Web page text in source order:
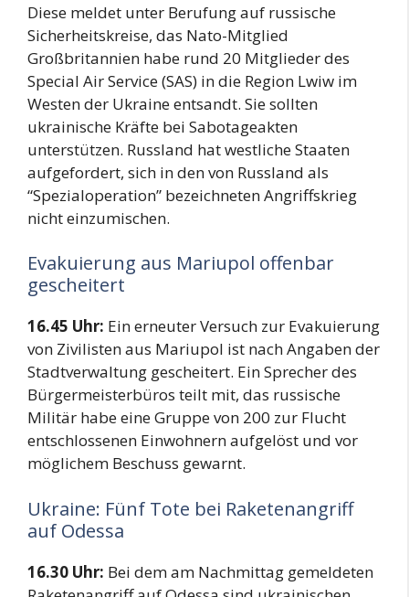
Diese meldet unter Berufung auf russische
Sicherheitskreise, das Nato-Mitglied
Großbritannien habe rund 20 Mitglieder des
Special Air Service (SAS) in die Region Lwiw im
Westen der Ukraine entsandt. Sie sollten
ukrainische Kräfte bei Sabotageakten
unterstützen. Russland hat westliche Staaten
aufgefordert, sich in den von Russland als
“Spezialoperation” bezeichneten Angriffskrieg
nicht einzumischen.
Evakuierung aus Mariupol offenbar
gescheitert
16.45 Uhr: Ein erneuter Versuch zur Evakuierung
von Zivilisten aus Mariupol ist nach Angaben der
Stadtverwaltung gescheitert. Ein Sprecher des
Bürgermeisterbüros teilt mit, das russische
Militär habe eine Gruppe von 200 zur Flucht
entschlossenen Einwohnern aufgelöst und vor
möglichem Beschuss gewarnt.
Ukraine: Fünf Tote bei Raketenangriff
auf Odessa
16.30 Uhr: Bei dem am Nachmittag gemeldeten